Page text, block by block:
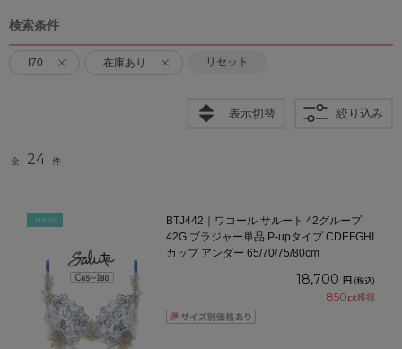
検索条件
I70 在庫あり リセット
表示切替 絞り込み
全 24 件
NEW
BTJ442｜ワコール サルート 42グループ
42G ブラジャー単品 P-upタイプ CDEFGHI
カップ アンダー 65/70/75/80cm
18,700 円 (税込)
850pt獲得